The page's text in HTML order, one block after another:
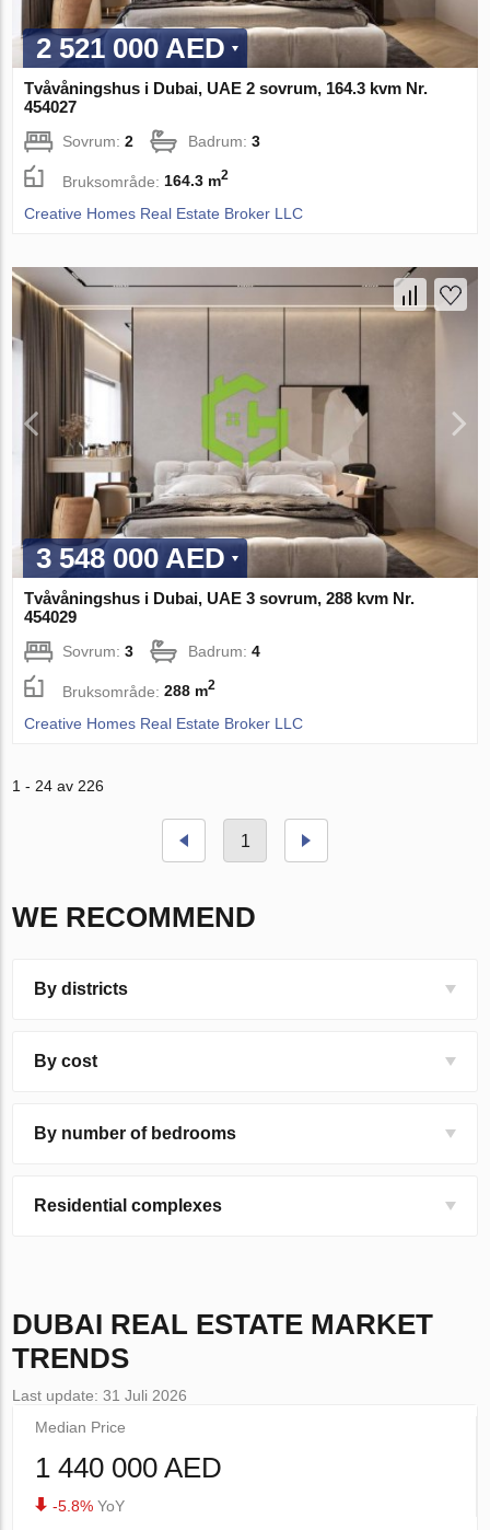
2 521 000 AED
Tvåvåningshus i Dubai, UAE 2 sovrum, 164.3 kvm Nr.
454027
Sovrum:2 Badrum:3
Bruksområde:164.3 m2
Creative Homes Real Estate Broker LLC
3 548 000 AED
Tvåvåningshus i Dubai, UAE 3 sovrum, 288 kvm Nr.
454029
Sovrum:3 Badrum:4
Bruksområde:288 m2
Creative Homes Real Estate Broker LLC
1 - 24 av 226
1
WE RECOMMEND
By districts
By cost
By number of bedrooms
Residential complexes
DUBAI REAL ESTATE MARKET
TRENDS
Last update: 31 Juli 2026
Median Price
1 440 000 AED
-5.8% YoY